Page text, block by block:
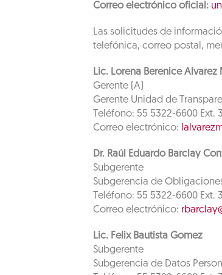
Correo electrónico oficial:
Las solicitudes de
telefónica, correo postal,
Lic. Lorena Berenice Alvarez
Gerente (A)
Gerente Unidad de
Teléfono: 55 5322-6600 Ext.
Correo electrónico:
Dr. Raúl Eduardo Barclay
Subgerente
Subgerencia de
Teléfono: 55 5322-6600 Ext.
Correo electrónico:
Lic. Felix Bautista Gomez
Subgerente
Subgerencia de Datos